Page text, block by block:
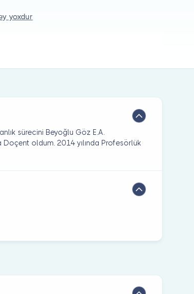
yoxdur
sürecini Beyoğlu Göz E.A.
Doçent oldum. 2014 yılında Profesörlük